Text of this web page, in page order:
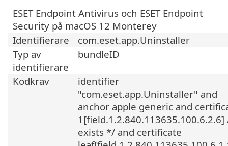
ESET Endpoint Antivirus och ESET Endpoint
Security på macOS 12 Monterey
Identifierare
com.eset.app.Uninstaller
Typ av
identifierare
bundleID
Kodkrav
identifier
"com.eset.app.Uninstaller" and
anchor apple generic and
exists */ and certificate